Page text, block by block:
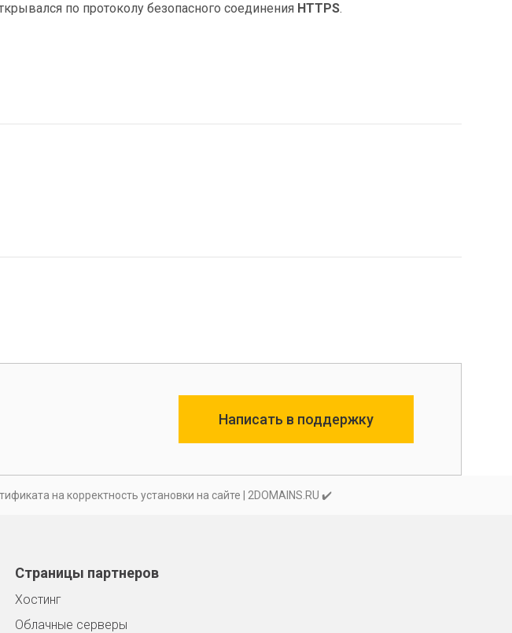
по протоколу безопасного соединения HTTPS.
Написать в поддержку
на корректность установки на сайте | 2DOMAINS.RU ✔️
Страницы партнеров
Хостинг
Облачные серверы